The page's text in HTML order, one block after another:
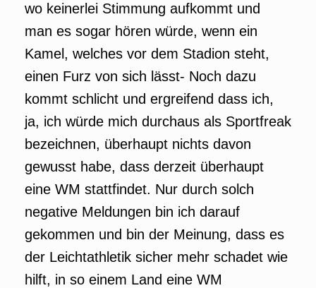
wo keinerlei Stimmung aufkommt und
man es sogar hören würde, wenn ein
Kamel, welches vor dem Stadion steht,
einen Furz von sich lässt- Noch dazu
kommt schlicht und ergreifend dass ich,
ja, ich würde mich durchaus als Sportfreak
bezeichnen, überhaupt nichts davon
gewusst habe, dass derzeit überhaupt
eine WM stattfindet. Nur durch solch
negative Meldungen bin ich darauf
gekommen und bin der Meinung, dass es
der Leichtathletik sicher mehr schadet wie
hilft, in so einem Land eine WM